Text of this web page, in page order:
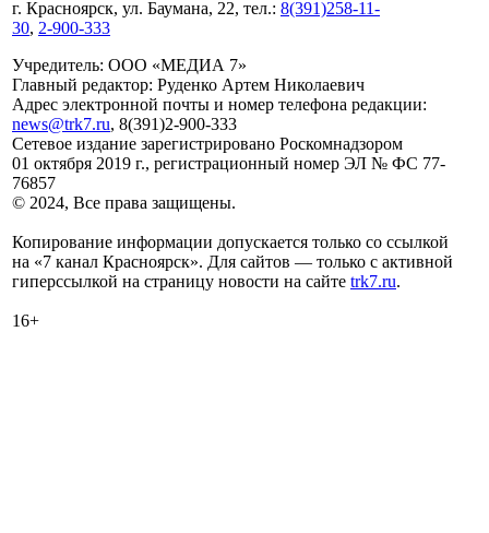
г. Красноярск, ул. Баумана, 22, тел.: 8(391)258-11-
30, 2-900-333
Учредитель: ООО «МЕДИА 7»
Главный редактор: Руденко Артем Николаевич
Адрес электронной почты и номер телефона редакции:
news@trk7.ru, 8(391)2-900-333
Сетевое издание зарегистрировано Роскомнадзором
01 октября 2019 г., регистрационный номер ЭЛ № ФС 77-
76857
© 2024, Все права защищены.
Копирование информации допускается только со ссылкой
на «7 канал Красноярск». Для сайтов — только с активной
гиперссылкой на страницу новости на сайте trk7.ru.
16+